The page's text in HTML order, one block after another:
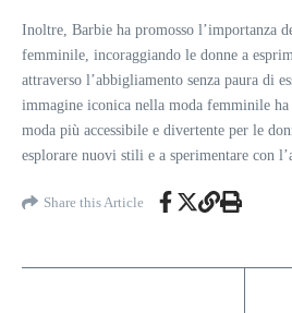
Inoltre, Barbie ha promosso l’importanza
femminile, incoraggiando le donne a
attraverso l’abbigliamento senza paura di
immagine iconica nella moda femminile
moda più accessibile e divertente per le
esplorare nuovi stili e a sperimentare con
Share this Article